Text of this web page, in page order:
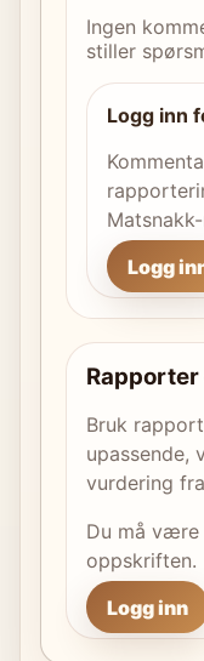
Ingen
stiller
Logg inn
Logg
Bruk
upassende,
vurdering
Du må
oppskriften.
Logg inn